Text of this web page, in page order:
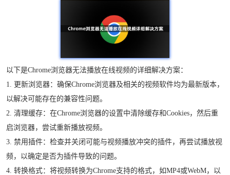
以下是Chrome浏览器无法播放在线视频的详细解决方案：
1. 更新浏览器：确保Chrome浏览器及相关的视频软件均为最新版本，
以解决可能存在的兼容性问题。
2. 清理缓存：在Chrome浏览器的设置中清除缓存和Cookies，然后重
启浏览器，尝试重新播放视频。
3. 禁用插件：检查并关闭可能与视频播放冲突的插件，再尝试播放视
频，以确定是否为插件导致的问题。
4. 转换格式：将视频转换为Chrome支持的格式，如MP4或WebM，以